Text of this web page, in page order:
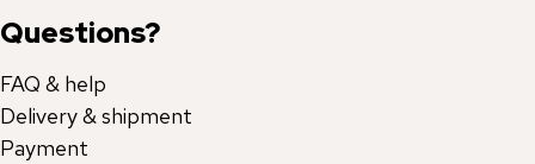
Questions?
FAQ & help
Delivery & shipment
Payment